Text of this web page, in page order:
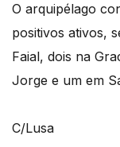
O arquipélago
positivos ativos,
Faial, dois na
Jorge e um em
C/Lusa